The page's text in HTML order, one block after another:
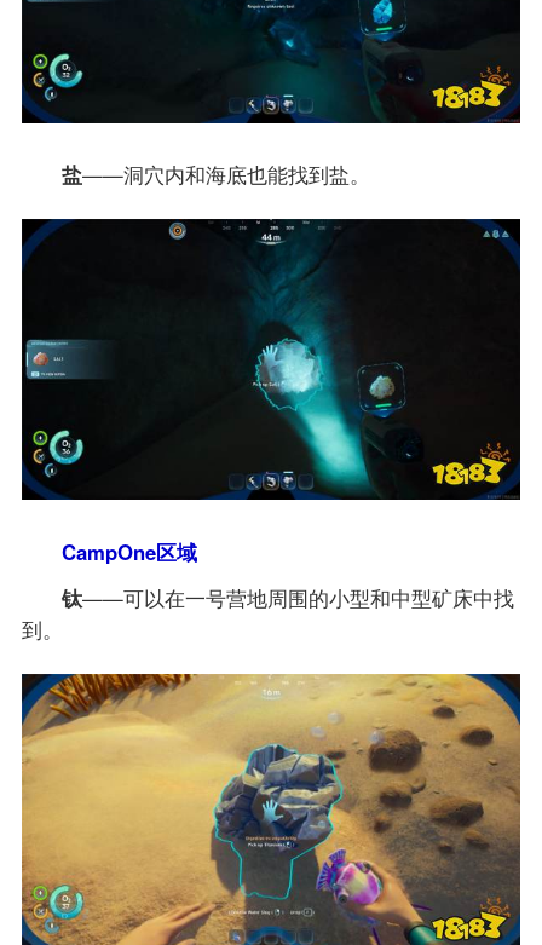
盐——洞穴内和海底也能找到盐。
CampOne区域
钛——可以在一号营地周围的小型和中型矿床中找
到。